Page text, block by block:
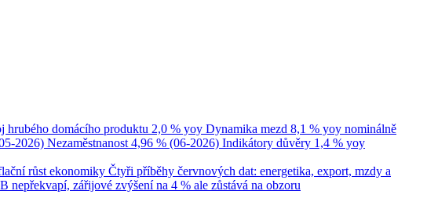
hrubého domácího produktu 2,0 % yoy Dynamika mezd 8,1 % yoy nominálně
2026) Nezaměstnanost 4,96 % (06-2026) Indikátory důvěry 1,4 % yoy
růst ekonomiky Čtyři příběhy červnových dat: energetika, export, mzdy a
nepřekvapí, zářijové zvýšení na 4 % ale zůstává na obzoru